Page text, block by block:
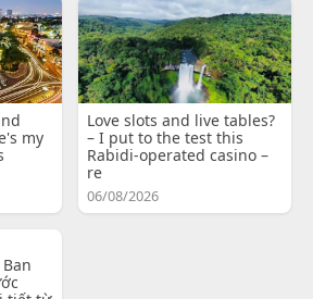
my
Love slots and live tables?
– I put to the test this
Rabidi-operated casino –
re
06/08/2026